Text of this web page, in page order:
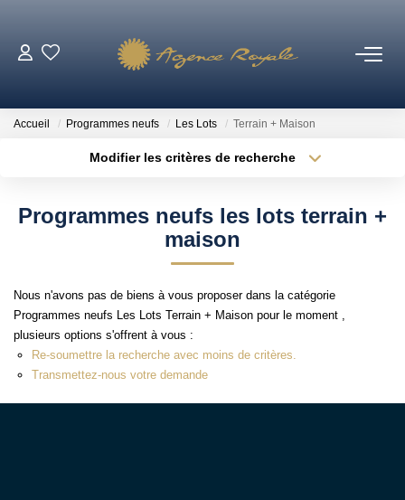
NOTRE AGENCE
Qui Sommes-Nous ?
Notre Équipe
Accueil Programmes neufs Les Lots Terrain + Maison
Modifier les critères de recherche
Sélectionnez...
Type de bien
Créer une alerte
Programmes neufs les lots terrain +
maison
Nous n'avons pas de biens à vous proposer dans la catégorie
Programmes neufs Les Lots Terrain + Maison pour le moment ,
plusieurs options s'offrent à vous :
Re-soumettre la recherche avec moins de critères.
Transmettez-nous votre demande